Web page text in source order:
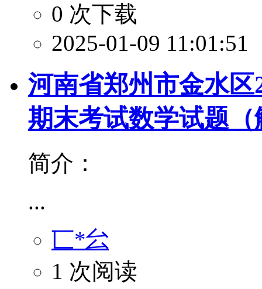
0 次下载
2025-01-09 11:01:51
河南省郑州市金水区
期末考试数学试题（
简介：
...
匸*㕕
1 次阅读